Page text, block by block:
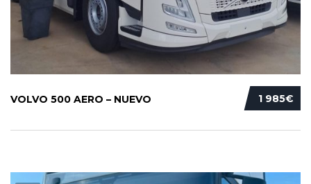
1 985€
VOLVO 500 AERO – NUEVO